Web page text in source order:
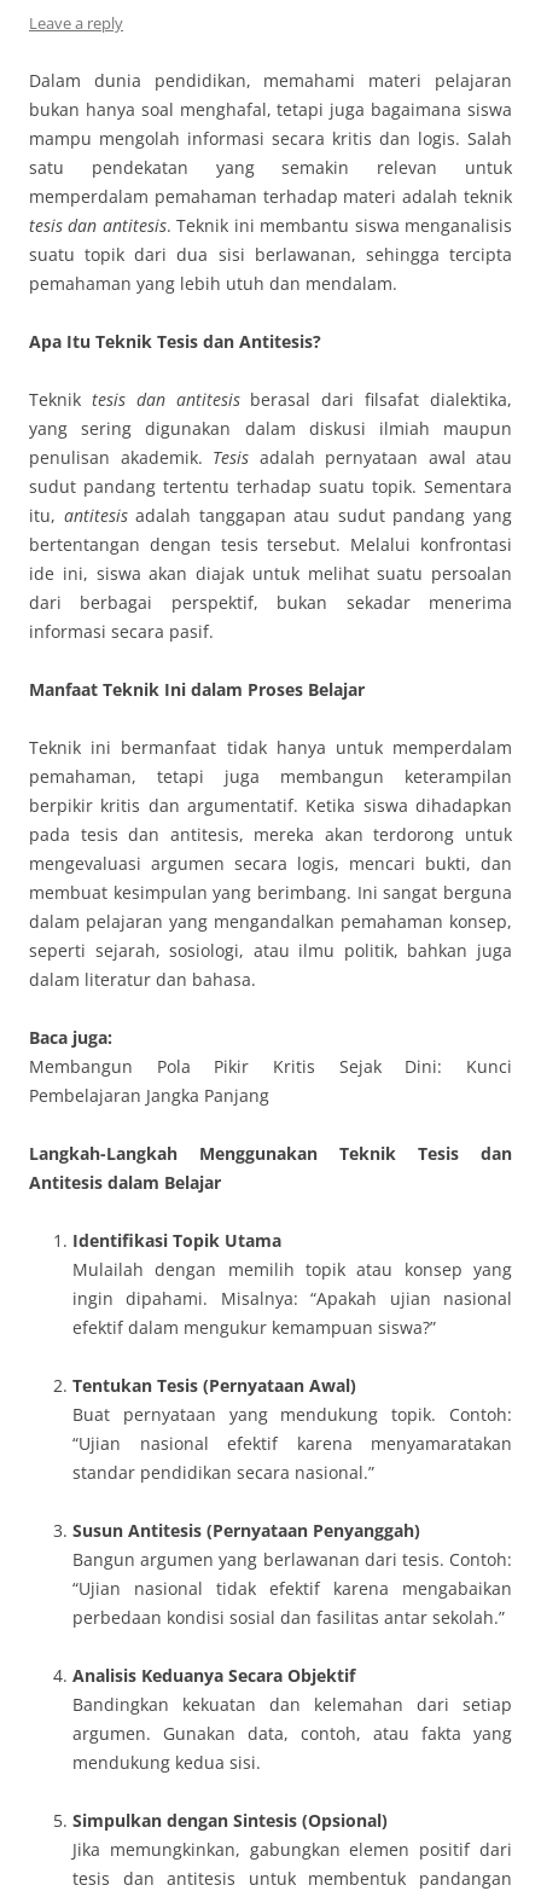
Leave a reply
Dalam dunia pendidikan, memahami materi pelajaran
bukan hanya soal menghafal, tetapi juga bagaimana siswa
mampu mengolah informasi secara kritis dan logis. Salah
satu pendekatan yang semakin relevan untuk
memperdalam pemahaman terhadap materi adalah teknik
tesis dan antitesis. Teknik ini membantu siswa menganalisis
suatu topik dari dua sisi berlawanan, sehingga tercipta
pemahaman yang lebih utuh dan mendalam.
Apa Itu Teknik Tesis dan Antitesis?
Teknik tesis dan antitesisberasal dari filsafat dialektika,
yang sering digunakan dalam diskusi ilmiah maupun
penulisan akademik. Tesis adalah pernyataan awal atau
sudut pandang tertentu terhadap suatu topik. Sementara
itu, antitesisadalah tanggapan atau sudut pandang yang
bertentangan dengan tesis tersebut. Melalui konfrontasi
ide ini, siswa akan diajak untuk melihat suatu persoalan
dari berbagai perspektif, bukan sekadar menerima
informasi secara pasif.
Manfaat Teknik Ini dalam Proses Belajar
Teknik ini bermanfaat tidak hanya untuk memperdalam
pemahaman, tetapi juga membangun keterampilan
berpikir kritis dan argumentatif. Ketika siswa dihadapkan
pada tesis dan antitesis, mereka akan terdorong untuk
mengevaluasi argumen secara logis, mencari bukti, dan
membuat kesimpulan yang berimbang. Ini sangat berguna
dalam pelajaran yang mengandalkan pemahaman konsep,
seperti sejarah, sosiologi, atau ilmu politik, bahkan juga
dalam literatur dan bahasa.
Baca juga:
Membangun Pola Pikir Kritis Sejak Dini: Kunci
Pembelajaran Jangka Panjang
Langkah-Langkah Menggunakan Teknik Tesis dan
Antitesis dalam Belajar
Identifikasi Topik Utama
Mulailah dengan memilih topik atau konsep yang
ingin dipahami. Misalnya: “Apakah ujian nasional
efektif dalam mengukur kemampuan siswa?”
Tentukan Tesis (Pernyataan Awal)
Buat pernyataan yang mendukung topik. Contoh:
“Ujian nasional efektif karena menyamaratakan
standar pendidikan secara nasional.”
Susun Antitesis (Pernyataan Penyanggah)
Bangun argumen yang berlawanan dari tesis. Contoh:
“Ujian nasional tidak efektif karena mengabaikan
perbedaan kondisi sosial dan fasilitas antar sekolah.”
Analisis Keduanya Secara Objektif
Bandingkan kekuatan dan kelemahan dari setiap
argumen. Gunakan data, contoh, atau fakta yang
mendukung kedua sisi.
Simpulkan dengan Sintesis (Opsional)
Jika memungkinkan, gabungkan elemen positif dari
tesis dan antitesis untuk membentuk pandangan